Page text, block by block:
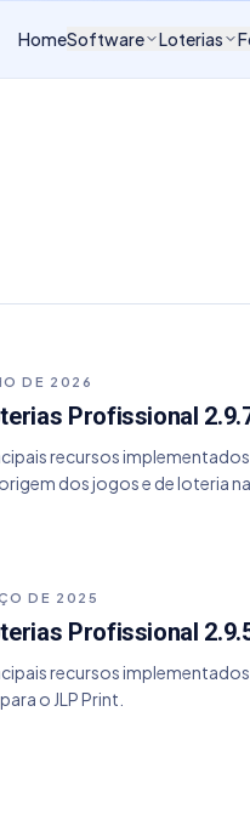
HomeSoftware Loterias
DE 2026
Profissional
recursos
dos jogos e de loteria
conforme a origem e a
DE 2025
Profissional
recursos
o JLP Print.